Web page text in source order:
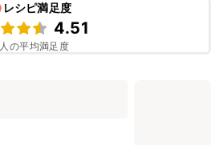
レシピ満足度
4.51
人の平均満足度